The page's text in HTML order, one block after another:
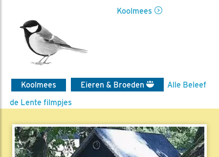
Koolmees
Koolmees Eieren & Broeden
Alle Beleef
de Lente filmpjes